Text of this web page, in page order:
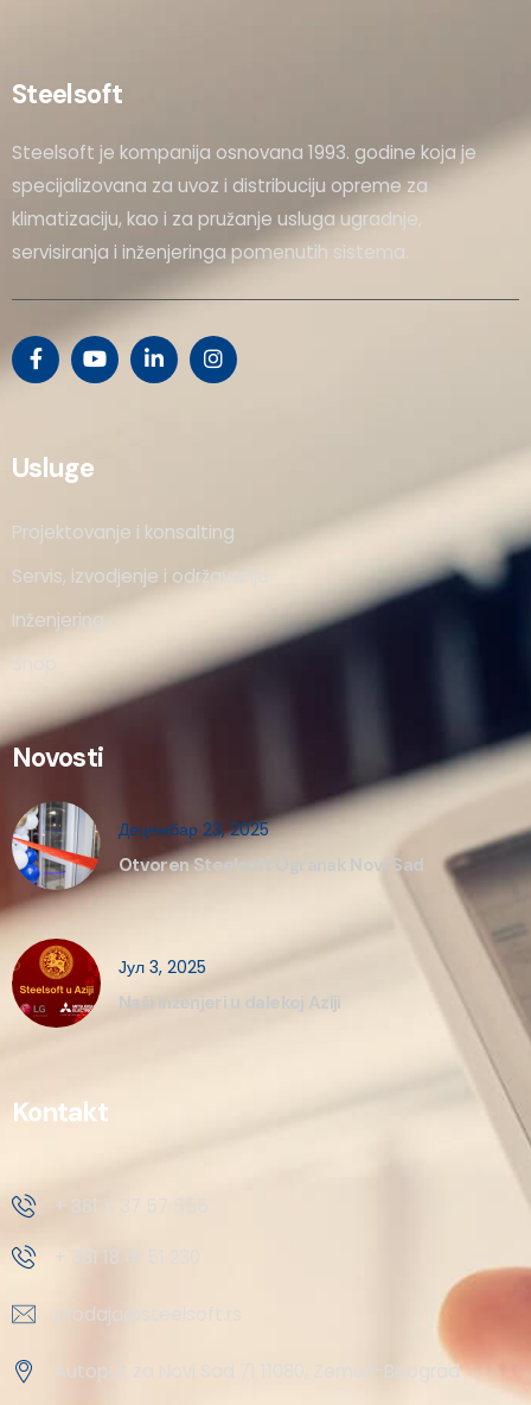
Steelsoft
Steelsoft je kompanija osnovana 1993. godine koja je
specijalizovana za uvoz i distribuciju opreme za
klimatizaciju, kao i za pružanje usluga ugradnje,
servisiranja i inženjeringa pomenutih sistema.
Usluge
Projektovanje i konsalting
Servis, izvodjenje i održavanje
Inženjering
Shop
Novosti
Децембар 23, 2025
Otvoren Steelsoft Ogranak Novi Sad
Јул 3, 2025
Naši inženjeri u dalekoj Aziji
Kontakt
+ 381 11 37 57 555
+ 381 18 41 51 230
prodaja@steelsoft.rs
Autoput za Novi Sad 71 11080, Zemun-Beograd